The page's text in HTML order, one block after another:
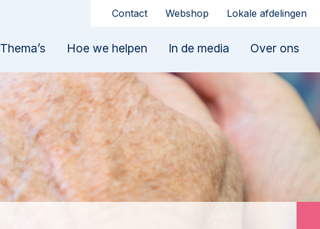
Thema’s Hoe we helpen In de media Over ons
Contact Webshop Lokale afdelingen